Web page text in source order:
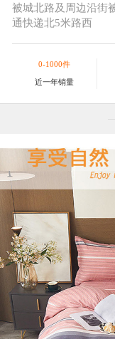
被城北路及周边沿街
通快递北5米路西
0-1000件
近一年销量